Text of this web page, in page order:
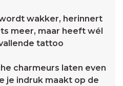
wakker, herinnert
meer, maar heeft wél
tattoo
charmeurs laten even
je indruk maakt op de